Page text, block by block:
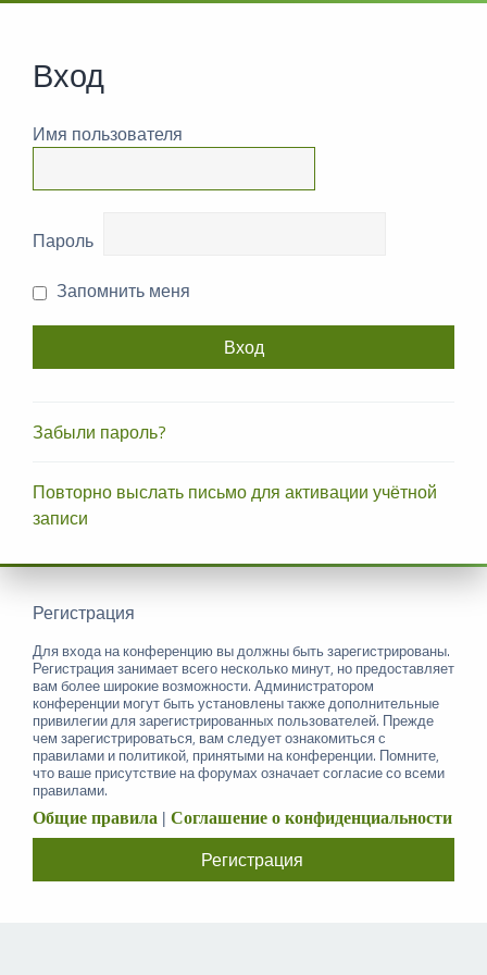
Вход
Имя пользователя
Пароль
Запомнить меня
Забыли пароль?
Повторно выслать письмо для активации учётной
записи
Регистрация
Для входа на конференцию вы должны быть зарегистрированы.
Регистрация занимает всего несколько минут, но предоставляет
вам более широкие возможности. Администратором
конференции могут быть установлены также дополнительные
привилегии для зарегистрированных пользователей. Прежде
чем зарегистрироваться, вам следует ознакомиться с
правилами и политикой, принятыми на конференции. Помните,
что ваше присутствие на форумах означает согласие со всеми
правилами.
Общие правила | Соглашение о конфиденциальности
Регистрация